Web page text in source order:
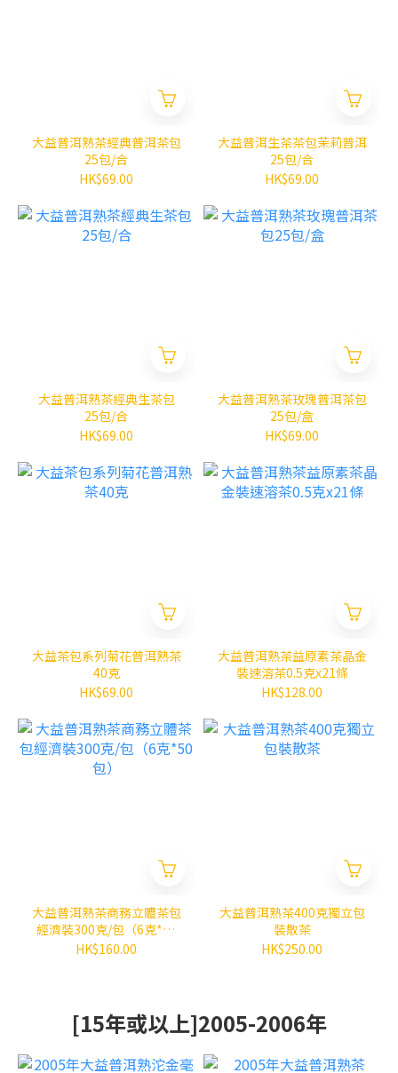
大益普洱熟茶經典普洱茶包
25包/合
HK$69.00
大益普洱生茶茶包茉莉普洱
25包/合
HK$69.00
大益普洱熟茶經典生茶包
25包/合
HK$69.00
大益普洱熟茶玫瑰普洱茶包
25包/盒
HK$69.00
大益茶包系列菊花普洱熟茶
40克
HK$69.00
大益普洱熟茶益原素茶晶金
裝速溶茶0.5克x21條
HK$128.00
大益普洱熟茶商務立體茶包
經濟裝300克/包（6克*50
包）
HK$160.00
大益普洱熟茶400克獨立包
裝散茶
HK$250.00
[15年或以上]2005-2006年